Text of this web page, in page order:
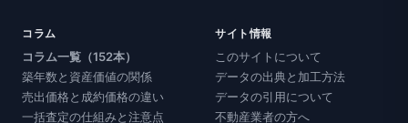
コラム
コラム一覧（152本）
築年数と資産価値の関係
売出価格と成約価格の違い
一括査定の仕組みと注意点
サイト情報
このサイトについて
データの出典と加工方法
データの引用について
不動産業者の方へ